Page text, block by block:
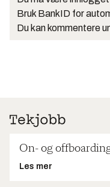
Bruk BankID for
Du kan kommentere
On- og
Les mer